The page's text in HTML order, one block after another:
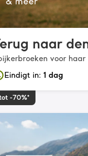
naar
voor haar
Eindigt in: 1 dag
-70%*